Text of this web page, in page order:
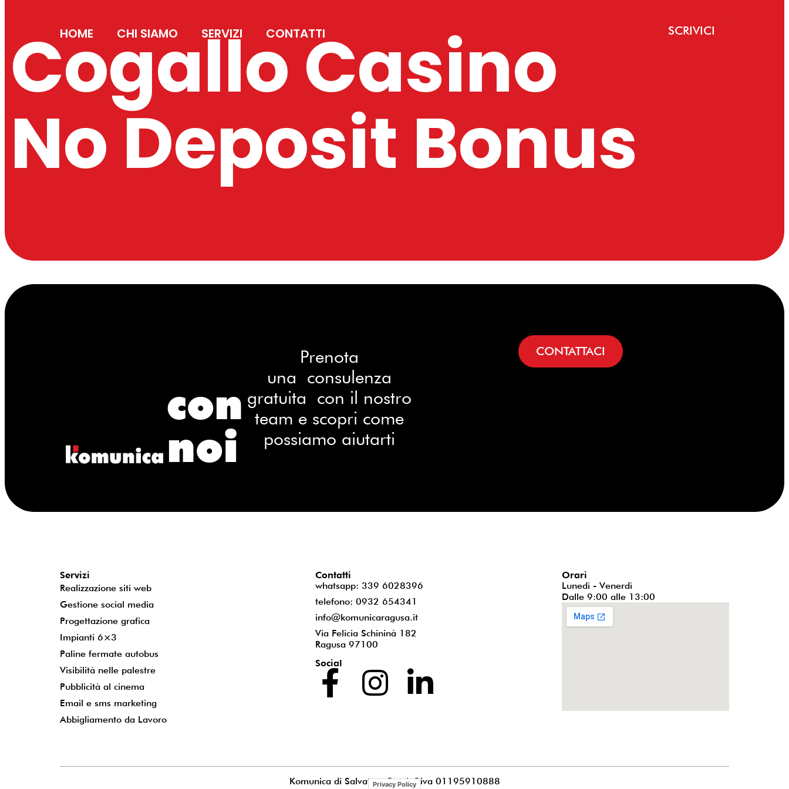
HOME CHI SIAMO SERVIZI CONTATTI SCRIVICI
Cogallo Casino
No Deposit Bonus
con
noi
Prenota
una consulenza
gratuita con il nostro
team e scopri come
possiamo aiutarti
CONTATTACI
Servizi
Realizzazione siti web
Gestione social media
Progettazione grafica
Impianti 6×3
Paline fermate autobus
Visibilità nelle palestre
Pubblicità al cinema
Email e sms marketing
Abbigliamento da Lavoro
Contatti
whatsapp: 339 6028396
telefono: 0932 654341
info@komunicaragusa.it
Via Felicia Schininà 182
Ragusa 97100
Social
Orari
Lunedì - Venerdì
Dalle 9:00 alle 13:00
Komunica di Salvatore PucciaP.iva 01195910888
Privacy Policy